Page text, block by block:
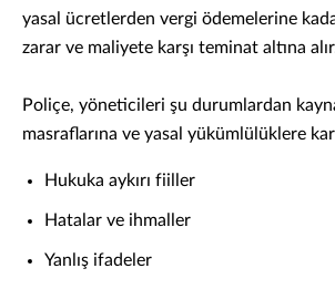
yasal ücretlerden vergi ödemelerine
zarar ve maliyete karşı teminat altına
Poliçe, yöneticileri şu durumlardan
masraflarına ve yasal yükümlülüklere
Hukuka aykırı fiiller
Hatalar ve ihmaller
Yanlış ifadeler